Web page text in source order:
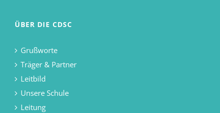
ÜBER DIE CDSC
Grußworte
Träger & Partner
Leitbild
Unsere Schule
Leitung